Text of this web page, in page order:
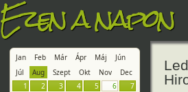
Ezen a napon
Jan Feb Már Ápr Máj
Jún
Júl
Aug Szept Okt Nov
Dec
1
2 3 4 5 6
7